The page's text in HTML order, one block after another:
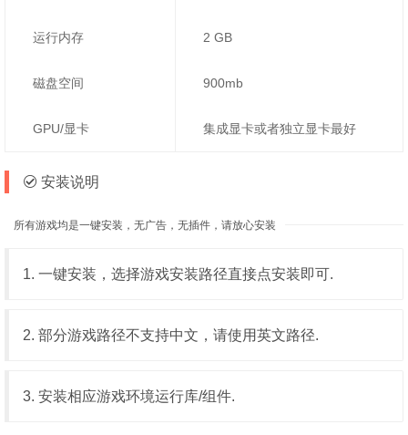
运行内存 2 GB
磁盘空间 900mb
GPU/显卡 集成显卡或者独立显卡最好
安装说明
所有游戏均是一键安装，无广告，无插件，请放心安装
1. 一键安装，选择游戏安装路径直接点安装即可.
2. 部分游戏路径不支持中文，请使用英文路径.
3. 安装相应游戏环境运行库/组件.